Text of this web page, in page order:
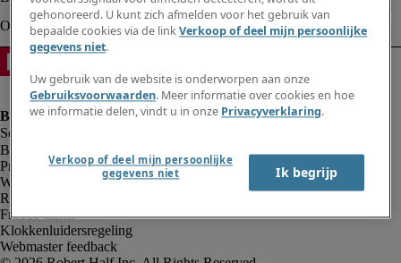
Bedrijfsinformatie
Privacyverklaring
Website en cookies
Rekruteringsvoorwaarden
Fraude alarm
Klokkenluidersregeling
Webmaster feedback
gehonoreerd. U kunt zich afmelden voor het gebruik van
bepaalde cookies via de linkVerkoop of deel mijn persoonlijke
gegevens niet.
Uw gebruik van de website is onderworpen aan onze
Gebruiksvoorwaarden. Meer informatie over cookies en hoe
we informatie delen, vindt u in onze Privacyverklaring.
Verkoop of deel mijn persoonlijke
gegevens niet
Ik begrijp